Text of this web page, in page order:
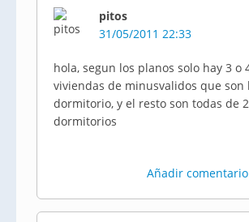
pitos
31/05/2011 22:33
hola, segun los planos solo hay 3 o
viviendas de minusvalidos que son
dormitorio, y el resto son todas de 2
dormitorios
Añadir comentario